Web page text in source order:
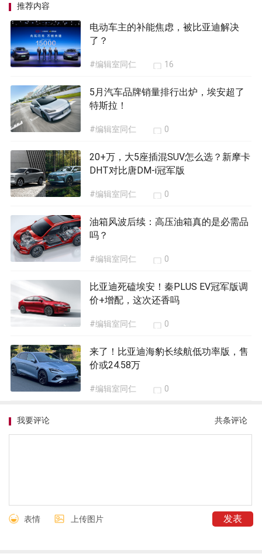
推荐内容
电动车主的补能焦虑，被比亚迪解决
了？
#编辑室同仁 16
5月汽车品牌销量排行出炉，埃安超了
特斯拉！
#编辑室同仁 0
20+万，大5座插混SUV怎么选？新摩卡
DHT对比唐DM-i冠军版
#编辑室同仁 0
油箱风波后续：高压油箱真的是必需品
吗？
#编辑室同仁 0
比亚迪死磕埃安！秦PLUS EV冠军版调
价+增配，这次还香吗
#编辑室同仁 0
来了！比亚迪海豹长续航低功率版，售
价或24.58万
#编辑室同仁 0
共条评论
我要评论
表情 上传图片